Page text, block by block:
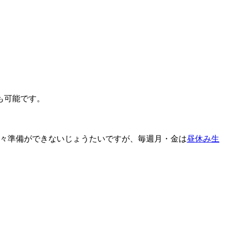
能です。
準備ができないじょうたいですが、毎週月・金は昼休み生